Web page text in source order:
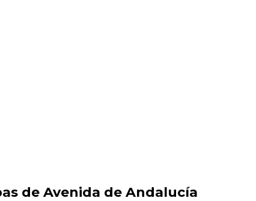
de Avenida de Andalucía